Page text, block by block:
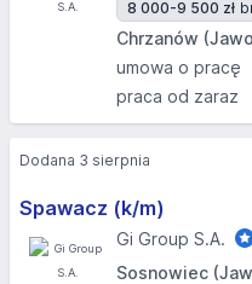
8 000-9 500 zł
Chrzanów
umowa o pracę
praca od zaraz
Spawacz (k/m)
Gi Group S.A.
Sosnowiec
Dodana 3 sierpnia